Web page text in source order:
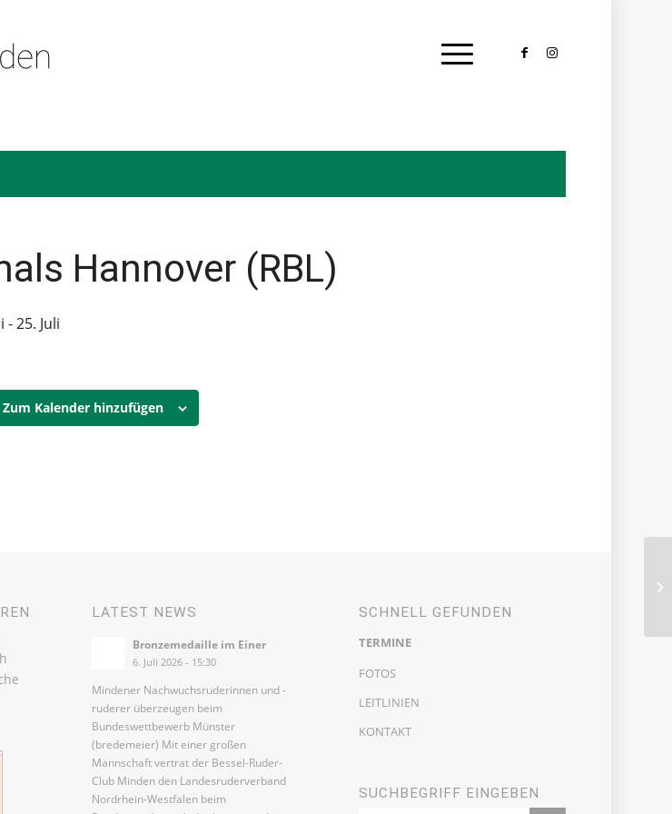
Hannover (RBL)
-25. Juli
Zum Kalender hinzufügen
LATEST NEWS
Bronzemedaille im Einer
6. Juli 2026 - 15:30
Mindener Nachwuchsruderinnen und -
ruderer überzeugen beim
Bundeswettbewerb Münster
(bredemeier) Mit einer großen
Mannschaft vertrat der Bessel-Ruder-
Club Minden den Landesruderverband
Nordrhein-Westfalen beim
SCHNELL GEFUNDEN
TERMINE
FOTOS
LEITLINIEN
KONTAKT
SUCHBEGRIFF EINGEBEN